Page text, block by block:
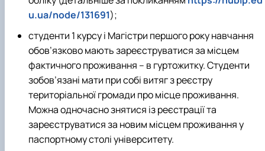
u.ua/node/131691);
студенти 1 курсу і Магістри першого року навчання
обов’язково мають зареєструватися за місцем
фактичного проживання – в гуртожитку. Студенти
зобов’язані мати при собі витяг з реєстру
територіальної громади про місце проживання.
Можна одночасно знятися із реєстрації та
зареєструватися за новим місцем проживання у
паспортному столі університету.